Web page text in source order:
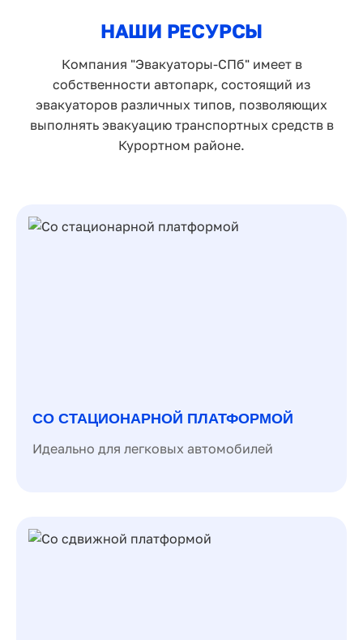
НАШИ РЕСУРСЫ
Компания "Эвакуаторы-СПб" имеет в
собственности автопарк, состоящий из
эвакуаторов различных типов, позволяющих
выполнять эвакуацию транспортных средств в
Курортном районе.
СО СТАЦИОНАРНОЙ ПЛАТФОРМОЙ
Идеально для легковых автомобилей